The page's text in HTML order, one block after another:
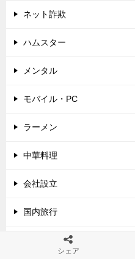
ネット詐欺
ハムスター
メンタル
モバイル・PC
ラーメン
中華料理
会社設立
国内旅行
シェア